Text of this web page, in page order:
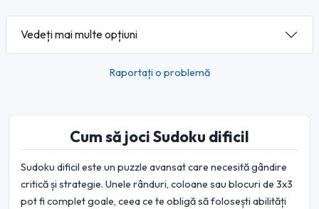
Vedeți mai multe opțiuni
Raportați o problemă
Cum să joci Sudoku dificil
Sudoku dificil este un puzzle avansat care necesită gândire
critică și strategie. Unele rânduri, coloane sau blocuri de 3x3
pot fi complet goale, ceea ce te obligă să folosești abilități